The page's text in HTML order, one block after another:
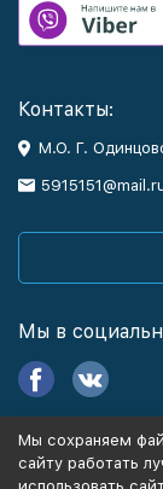
Контакты:
М.О. Г.
Мы в
Информация
Мы сохраняем
сайту работать